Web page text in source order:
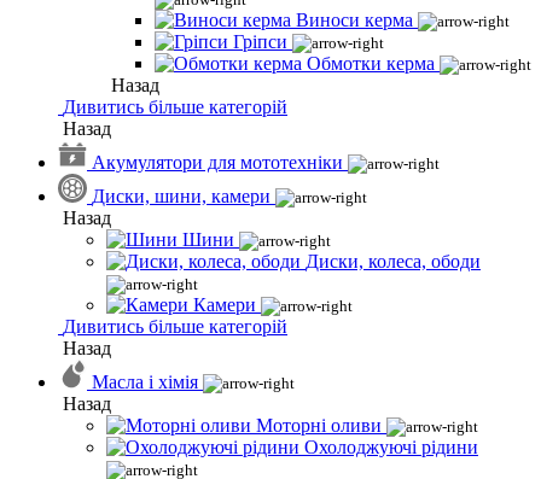
Виноси керма
Гріпси
Обмотки керма
Назад
Дивитись більше категорій
Назад
Акумулятори для мототехніки
Диски, шини, камери
Назад
Шини
Диски, колеса, ободи
Камери
Дивитись більше категорій
Назад
Масла і хімія
Назад
Моторні оливи
Охолоджуючі рідини